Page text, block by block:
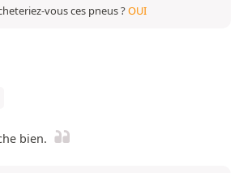
vous ces pneus ?OUI
bien.